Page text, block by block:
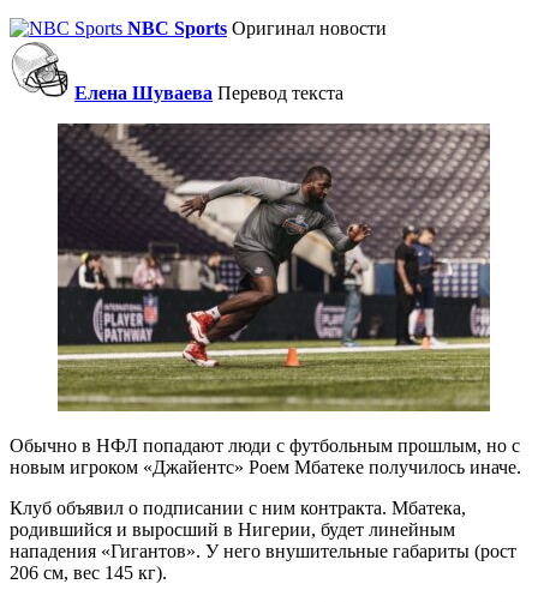
NBC Sports Оригинал новости
Елена Шуваева Перевод текста
Обычно в НФЛ попадают люди с футбольным прошлым, но с
новым игроком «Джайентс» Роем Мбатеке получилось иначе.
Клуб объявил о подписании с ним контракта. Мбатека,
родившийся и выросший в Нигерии, будет линейным
нападения «Гигантов». У него внушительные габариты (рост
206 см, вес 145 кг).